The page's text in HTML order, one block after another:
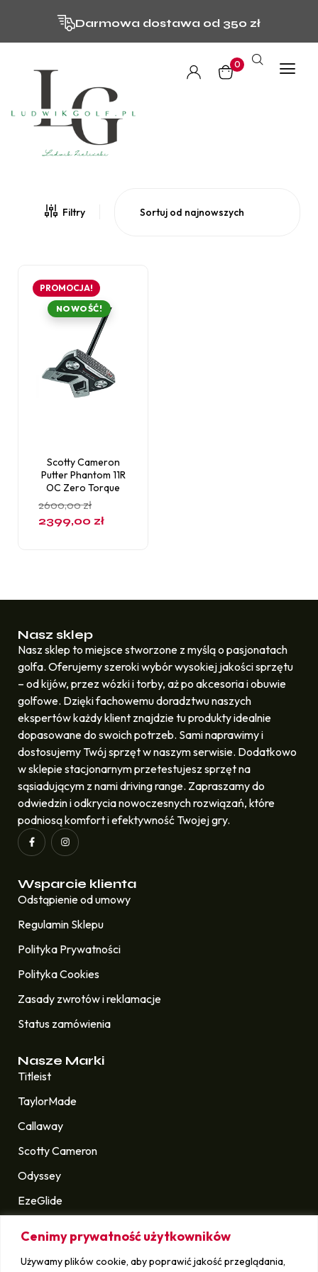
Cenimy prywatność użytkowników
Używamy plików cookie, aby poprawić jakość przeglądania,
Darmowa dostawa od 350 zł
0
Filtry
PROMOCJA!
NOWOŚĆ!
Scotty Cameron
Putter Phantom 11R
OC Zero Torque
2600,00zł
2399,00 zł
Nasz sklep
Nasz sklep to miejsce stworzone z myślą o pasjonatach
golfa. Oferujemy szeroki wybór wysokiej jakości sprzętu
– od kijów, przez wózki i torby, aż po akcesoria i obuwie
golfowe. Dzięki fachowemu doradztwu naszych
ekspertów każdy klient znajdzie tu produkty idealnie
dopasowane do swoich potrzeb. Sami naprawimy i
dostosujemy Twój sprzęt w naszym serwisie. Dodatkowo
w sklepie stacjonarnym przetestujesz sprzęt na
sąsiadującym z nami driving range. Zapraszamy do
odwiedzin i odkrycia nowoczesnych rozwiązań, które
podniosą komfort i efektywność Twojej gry.
Wsparcie klienta
Odstąpienie od umowy
Regulamin Sklepu
Polityka Prywatności
Polityka Cookies
Zasady zwrotów i reklamacje
Status zamówienia
Nasze Marki
Titleist
TaylorMade
Callaway
Scotty Cameron
Odyssey
EzeGlide